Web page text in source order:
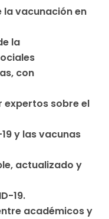
vacunación en
la
con
sobre el
y las vacunas
actualizado y
19.
académicos y